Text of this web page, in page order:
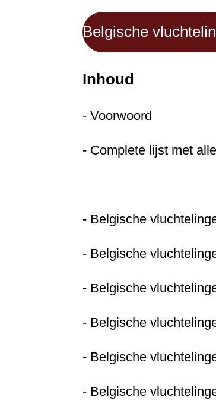
Belgische
Inhoud
- Voorwoord
- Complete lijst met
- Belgische
- Belgische
- Belgische
- Belgische
- Belgische
- Belgische